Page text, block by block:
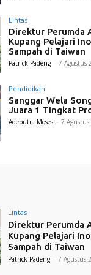
Lintas
Direktur Perumda
Kupang Pelajari
Sampah di Taiwan
Patrick Padeng - 7 Agustus
Pendidikan
Sanggar Wela
Juara 1 Tingkat
Adeputra Moses - 7 Agustus
Lintas
Direktur Perumda
Kupang Pelajari
Sampah di Taiwan
Patrick Padeng - 7 Agustus